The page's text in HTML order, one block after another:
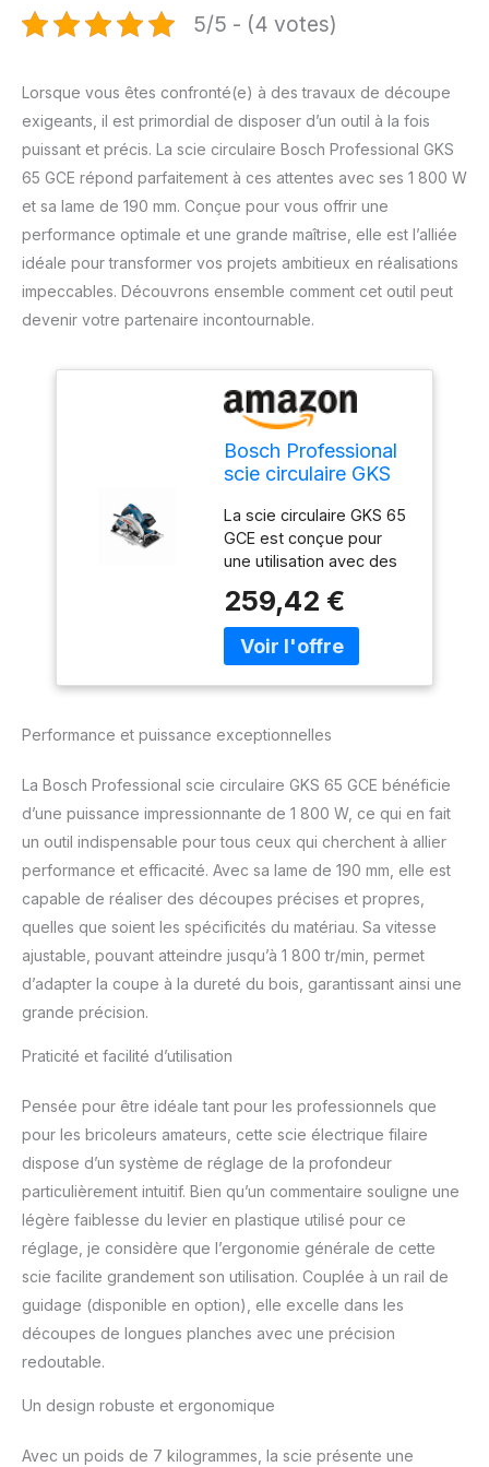
5/5 - (4 votes)
Lorsque vous êtes confronté(e) à des travaux de découpe
exigeants, il est primordial de disposer d’un outil à la fois
puissant et précis. La scie circulaire Bosch Professional GKS
65 GCE répond parfaitement à ces attentes avec ses 1 800 W
et sa lame de 190 mm. Conçue pour vous offrir une
performance optimale et une grande maîtrise, elle est l’alliée
idéale pour transformer vos projets ambitieux en réalisations
impeccables. Découvrons ensemble comment cet outil peut
devenir votre partenaire incontournable.
Bosch Professional
scie circulaire GKS
pans de 5 mm,
adaptateur
d’aspiration, 1 lame
de scie circulaire
pour bois)
La scie circulaire GKS 65
GCE est conçue pour
une utilisation avec des
Compatibilité totale avec
le système de rails de
guidage Bosch FSN et
biaises avec le rail de
Progression de travail
rapide grâce au puissant
moteur de 1 800 W et à
Niveau de pression
acoustique : 88 dB(A),
niveau de puissance
acoustique : 99 dB(A).
Livré avec : GKS 65 GCE,
clé 6 pans de 5 mm,
pour bois
259,42 €
Performance et puissance exceptionnelles
La Bosch Professional scie circulaire GKS 65 GCE bénéficie
d’une puissance impressionnante de 1 800 W, ce qui en fait
un outil indispensable pour tous ceux qui cherchent à allier
performance et efficacité. Avec sa lame de 190 mm, elle est
capable de réaliser des découpes précises et propres,
quelles que soient les spécificités du matériau. Sa vitesse
ajustable, pouvant atteindre jusqu’à 1 800 tr/min, permet
d’adapter la coupe à la dureté du bois, garantissant ainsi une
grande précision.
Praticité et facilité d’utilisation
Pensée pour être idéale tant pour les professionnels que
pour les bricoleurs amateurs, cette scie électrique filaire
dispose d’un système de réglage de la profondeur
particulièrement intuitif. Bien qu’un commentaire souligne une
légère faiblesse du levier en plastique utilisé pour ce
réglage, je considère que l’ergonomie générale de cette
scie facilite grandement son utilisation. Couplée à un rail de
guidage (disponible en option), elle excelle dans les
découpes de longues planches avec une précision
redoutable.
Un design robuste et ergonomique
Avec un poids de 7 kilogrammes, la scie présente une